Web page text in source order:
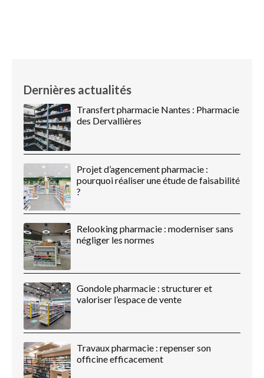
Dernières actualités
Transfert pharmacie Nantes : Pharmacie
des Dervallières
Projet d’agencement pharmacie :
pourquoi réaliser une étude de faisabilité
?
Relooking pharmacie : moderniser sans
négliger les normes
Gondole pharmacie : structurer et
valoriser l’espace de vente
Travaux pharmacie : repenser son
officine efficacement